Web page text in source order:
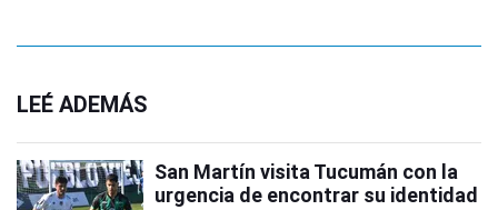
LEÉ ADEMÁS
San Martín visita Tucumán con la
urgencia de encontrar su identidad